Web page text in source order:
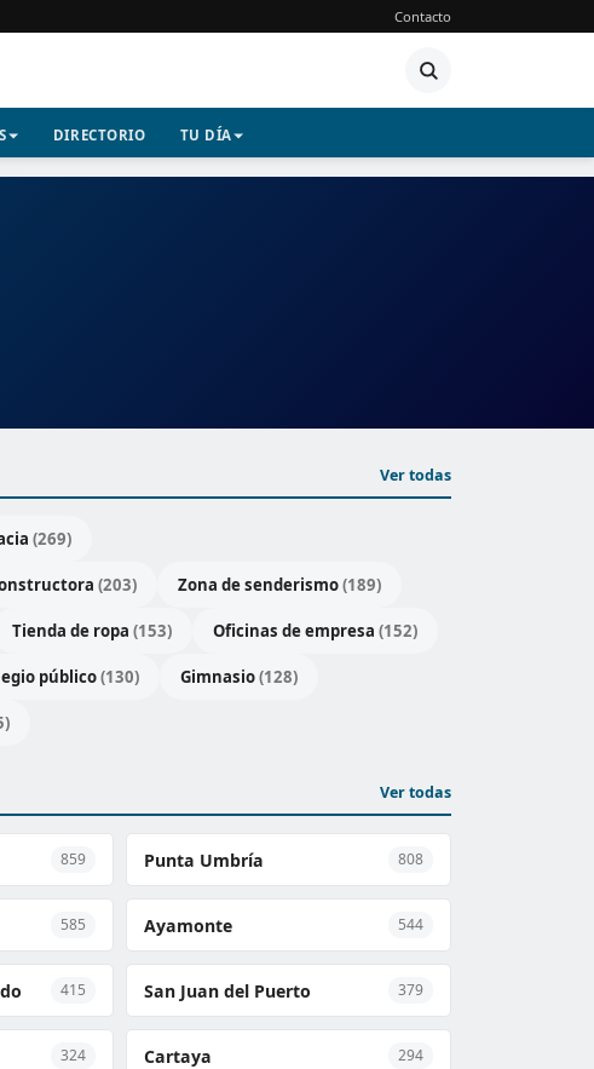
Contacto
DIRECTORIO TU DÍA
Ver todas
(269)
(203) Zona de senderismo(189)
Tienda de ropa (153) Oficinas de empresa (152)
público(130) Gimnasio(128)
Ver todas
859 Punta Umbría 808
585 Ayamonte 544
415 San Juan del Puerto 379
324 Cartaya 294